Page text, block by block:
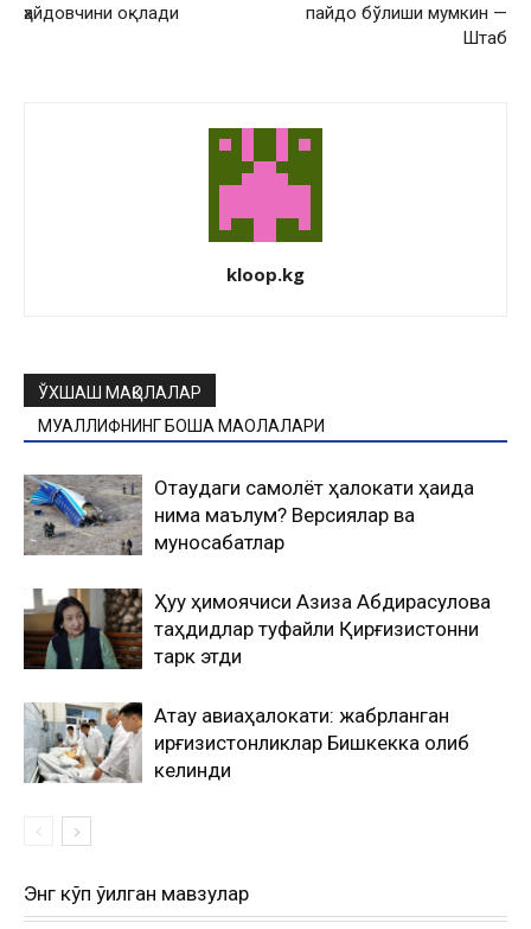
ҳайдовчини оқлади
пайдо бўлиши мумкин —
Штаб
kloop.kg
ЎХШАШ МАҚОЛАЛАР
МУАЛЛИФНИНГ БОШҚА МАҚОЛАЛАРИ
Оқтаудаги самолёт ҳалокати ҳақида
нима маълум? Версиялар ва
муносабатлар
Ҳуқуқ ҳимоячиси Азиза Абдирасулова
таҳдидлар туфайли Қирғизистонни
тарк этди
Ақтау авиаҳалокати: жабрланган
қирғизистонликлар Бишкекка олиб
келинди
Энг кўп ўқилган мавзулар